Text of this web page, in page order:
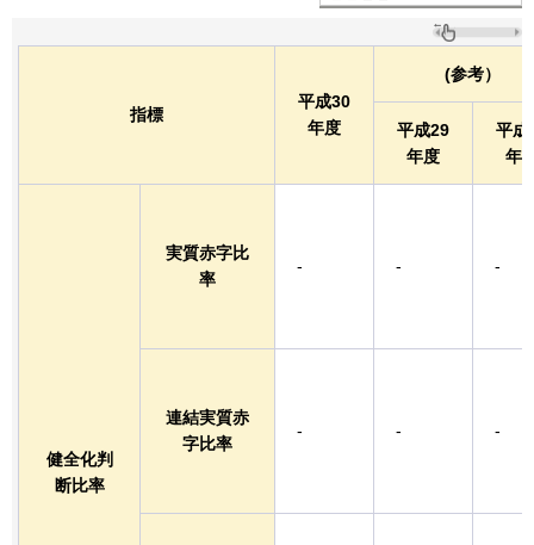
指標
平成30
年度
(参考）
平成29
年度
平成
年
健全化判
断比率
実質赤字比
率
- - -
連結実質赤
字比率
- - -